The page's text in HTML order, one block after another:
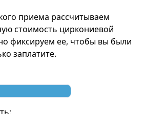
приема рассчитываем
стоимость циркониевой
фиксируем ее, чтобы вы были
заплатите.